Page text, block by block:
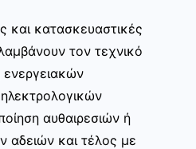
και κατασκευαστικές
τον τεχνικό
αυθαιρεσιών ή
αδειών και τέλος με